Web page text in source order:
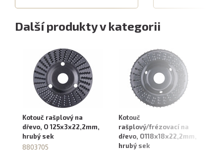
Další produkty v kategorii
Kotouč rašplový na
dřevo, O 125x3x22,2mm,
hrubý sek
8803705
Kotouč
rašplový/frézovací na
dřevo, O118x18x22,2mm,
hrubý sek